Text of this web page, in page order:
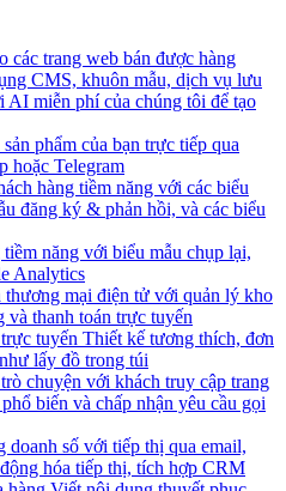
các trang web bán được hàng
CMS, khuôn mẫu, dịch vụ lưu
AI miễn phí của chúng tôi để tạo
phẩm của bạn trực tiếp qua
hoặc Telegram
hàng tiềm năng với các biểu
đăng ký & phản hồi, và các biểu
năng với biểu mẫu chụp lại,
Analytics
thương mại điện tử với quản lý kho
và thanh toán trực tuyến
tuyến Thiết kế tương thích, đơn
lấy đồ trong túi
chuyện với khách truy cập trang
biến và chấp nhận yêu cầu gọi
doanh số với tiếp thị qua email,
hóa tiếp thị, tích hợp CRM